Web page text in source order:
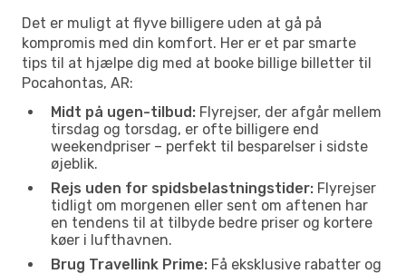
Det er muligt at flyve billigere uden at gå på
kompromis med din komfort. Her er et par smarte
tips til at hjælpe dig med at booke billige billetter til
Pocahontas, AR:
Midt på ugen-tilbud: Flyrejser, der afgår mellem
tirsdag og torsdag, er ofte billigere end
weekendpriser – perfekt til besparelser i sidste
øjeblik.
Rejs uden for spidsbelastningstider: Flyrejser
tidligt om morgenen eller sent om aftenen har
en tendens til at tilbyde bedre priser og kortere
køer i lufthavnen.
Brug Travellink Prime: Få eksklusive rabatter og